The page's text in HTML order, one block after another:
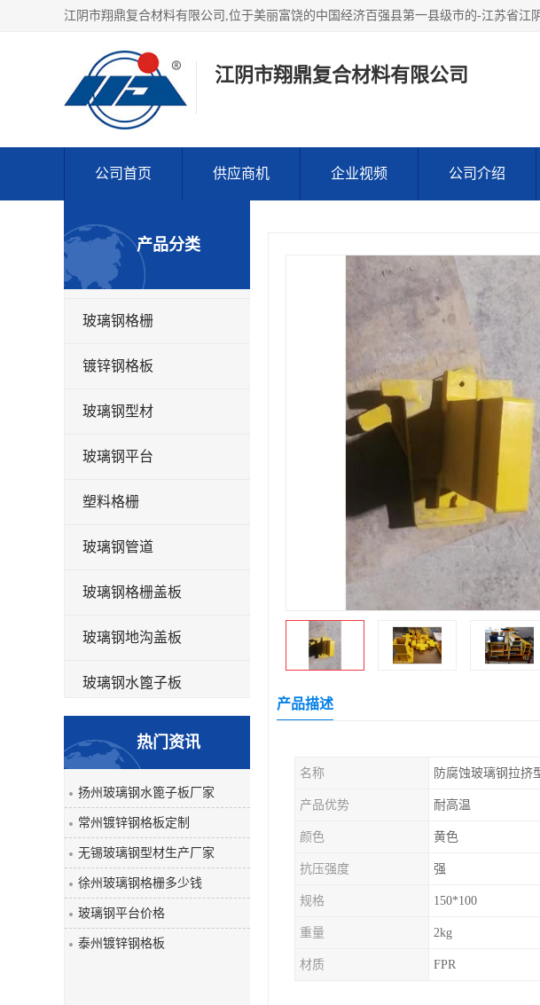
江阴市翔鼎复合材料有限公司
公司首页 供应商机 企业视频 公司介绍
产品分类
玻璃钢格栅
镀锌钢格板
玻璃钢型材
玻璃钢平台
塑料格栅
玻璃钢管道
玻璃钢格栅盖板
玻璃钢地沟盖板
玻璃钢水篦子板
玻璃钢平板
玻璃钢盖板
热门资讯
扬州玻璃钢水篦子板厂家
常州镀锌钢格板定制
无锡玻璃钢型材生产厂家
徐州玻璃钢格栅多少钱
玻璃钢平台价格
泰州镀锌钢格板
产品描述
名称 防腐蚀玻璃钢拉挤
产品优势 耐高温
颜色 黄色
抗压强度 强
规格 150*100
重量 2kg
材质 FPR